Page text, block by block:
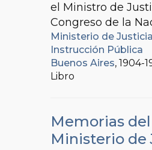
el Ministro de
Congreso de la
Ministerio de
Instrucción Pública
Buenos Aires, 1904-
Libro
Memorias del
Ministerio de